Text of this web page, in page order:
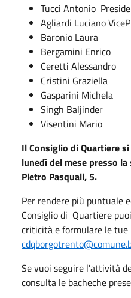
Tucci Antonio
Agliardi Luciano
Baronio Laura
Bergamini Enrico
Ceretti Alessandro
Cristini Graziella
Gasparini Michela
Singh Baljinder
Visentini Mario
Il Consiglio di Quartiere
lunedì del mese presso
Pietro Pasquali, 5.
Per rendere più puntuale
Consiglio di Quartiere
criticità e formulare le tue
Se vuoi seguire l'attività
consulta le bacheche